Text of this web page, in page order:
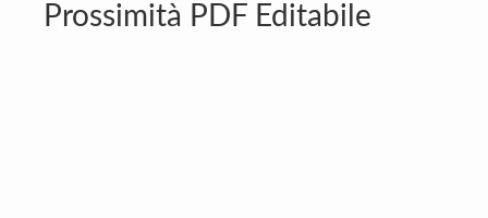
Prossimità PDF Editabile